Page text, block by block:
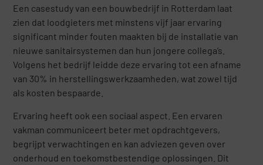
Een casestudy van een bouwbedrijf in Rotterdam laat
zien dat loodgieters met minstens vijf jaar ervaring
significant minder fouten maakten bij de installatie van
nieuwe sanitairsystemen dan hun jongere collega’s.
Volgens het bedrijf leidde deze ervaring tot een afname
van 30% in herstellingswerkzaamheden, wat zowel tijd
als kosten bespaarde.
Ervaring heeft ook een sociaal aspect. Een ervaren
vakman communiceert beter met opdrachtgevers,
begrijpt verwachtingen en kan adviezen geven over
onderhoud en toekomstbestendige oplossingen. Dit